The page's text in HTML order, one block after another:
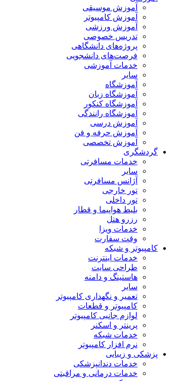
آموزش موسیقی
آموزش کامپیوتر
آموزش ورزشی
تدریس خصوصی
پروژه‌های دانشگاهی
فرصت‌های دانشجویی
خدمات آموزشی
سایر
آموزشگاه
آموزشگاه زبان
آموزشگاه کنکور
آموزشگاه رانندگی
آموزش درسی
آموزش حرفه و فن
آموزش تخصصی
گردشگری
خدمات مسافرتی
سایر
آژانس مسافرتی
تور خارجی
تور داخلی
بلیط هواپیما و قطار
رزرو هتل
خدمات ویزا
وقت سفارت
کامپیوتر و شبکه
خدمات اینترنت
طراحی سایت
هاستینگ و دامنه
سایر
تعمیر و نگهداری کامپیوتر
کامپیوتر و قطعات
لوازم جانبی کامپیوتر
پرینتر و اسکنر
خدمات شبکه
نرم افزار کامپیوتر
پزشکی و زیبایی
خدمات دندانپزشکی
خدمات درمانی و مراقبتی